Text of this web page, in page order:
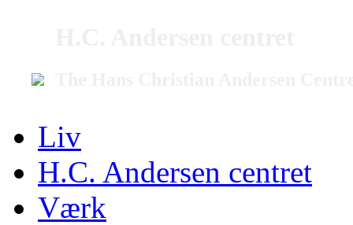
Liv
H.C. Andersen centret
Værk